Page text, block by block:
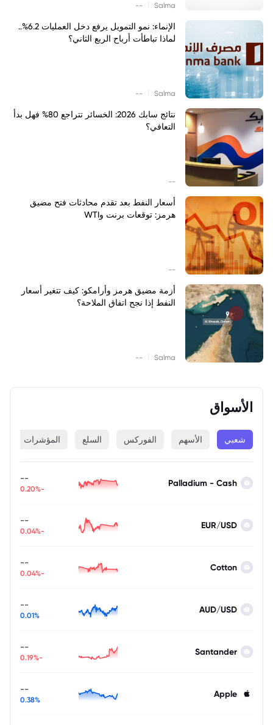
Salma
--
الإنماء: نمو التمويل يرفع دخل العمليات 6.2%..
لماذا تباطأت أرباح الربع الثاني؟
Salma
--
نتائج سابك 2026: الخسائر تتراجع 80% فهل بدأ
التعافي؟
--
أسعار النفط بعد تقدم محادثات فتح مضيق
هرمز: توقعات برنت وWTI
--
أزمة مضيق هرمز وأرامكو: كيف تتغير أسعار
النفط إذا نجح اتفاق الملاحة؟
Salma
--
الأسواق
شعبي الأسهم الفوركس السلع المؤشرات
Palladium - Cash
--
-0.20%
EUR/USD
--
-0.04%
Cotton
--
-0.04%
AUD/USD
--
0.01%
Santander
--
-0.19%
Apple
--
0.38%